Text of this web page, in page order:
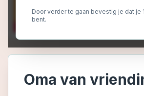
Door verder te gaan bevestig je dat je
bent.
Oma van